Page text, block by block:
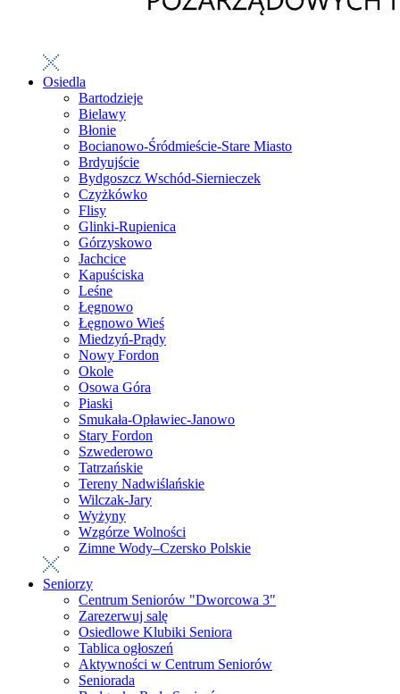
Osiedla
Bartodzieje
Bielawy
Błonie
Bocianowo-Śródmieście-Stare Miasto
Brdyujście
Bydgoszcz Wschód-Siernieczek
Czyżkówko
Flisy
Glinki-Rupienica
Górzyskowo
Jachcice
Kapuściska
Leśne
Łęgnowo
Łęgnowo Wieś
Miedzyń-Prądy
Nowy Fordon
Okole
Osowa Góra
Piaski
Smukała-Opławiec-Janowo
Stary Fordon
Szwederowo
Tatrzańskie
Tereny Nadwiślańskie
Wilczak-Jary
Wyżyny
Wzgórze Wolności
Zimne Wody–Czersko Polskie
Seniorzy
Centrum Seniorów "Dworcowa 3"
Zarezerwuj salę
Osiedlowe Klubiki Seniora
Tablica ogłoszeń
Aktywności w Centrum Seniorów
Seniorada